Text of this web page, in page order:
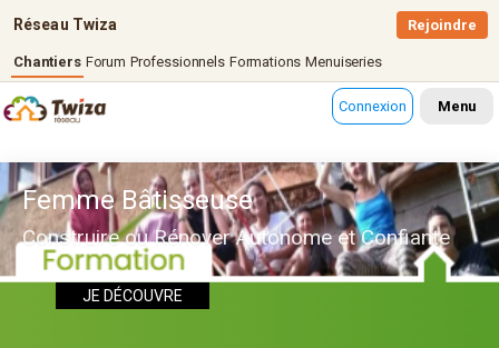
Réseau Twiza
Chantiers Forum Professionnels Formations Menuiseries
Rejoindre
Connexion Menu
Femme Bâtisseuse
Construire ou Rénover Autonome et Confiante
JE DÉCOUVRE